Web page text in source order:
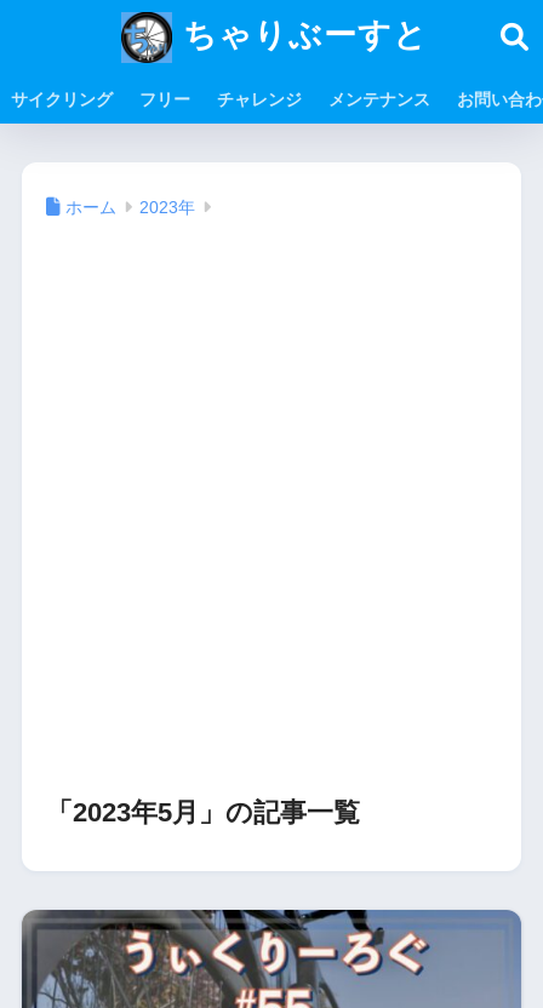
ちゃりぶーすと
サイクリング フリー チャレンジ メンテナンス お問い合
ホーム 2023年
「2023年5月」の記事一覧